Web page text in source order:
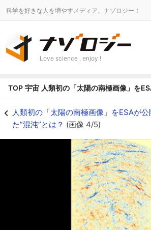
科学を好きな人を増やすメディア、ナゾロジー！
Love science , enjoy !
TOP 宇宙 人類初の「太陽の南極画像」を
人類初の「太陽の南極画像」をESAが
た”混沌”とは？ (画像 4/5)